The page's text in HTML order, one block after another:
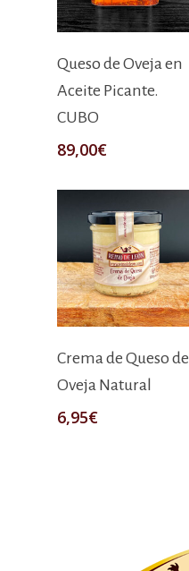
Queso de Oveja en
Aceite Picante.
CUBO
89,00€
Crema de Queso de
Oveja Natural
6,95€